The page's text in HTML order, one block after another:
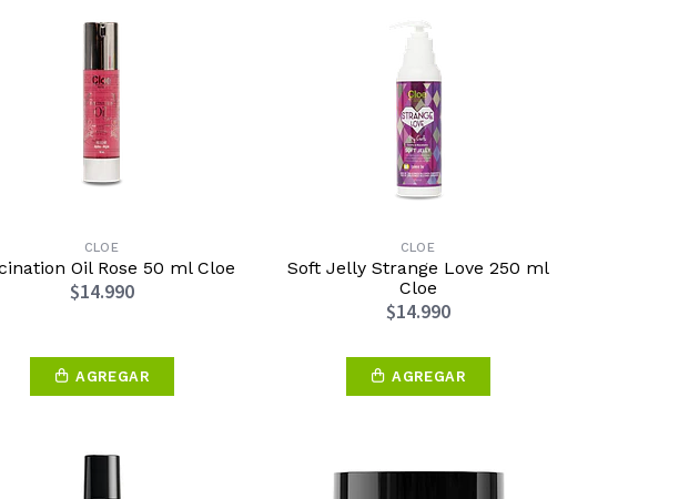
CLOE
Oil Rose 50 ml Cloe
$14.990
AGREGAR
CLOE
Soft Jelly Strange Love 250 ml
Cloe
$14.990
AGREGAR